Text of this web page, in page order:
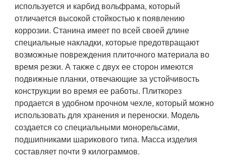
используется и карбид вольфрама, который
отличается высокой стойкостью к появлению
коррозии. Станина имеет по всей своей длине
специальные накладки, которые предотвращают
возможные повреждения плиточного материала во
время резки. А также с двух ее сторон имеются
подвижные планки, отвечающие за устойчивость
конструкции во время ее работы. Плиткорез
продается в удобном прочном чехле, который можно
использовать для хранения и переноски. Модель
создается со специальными монорельсами,
подшипниками шарикового типа. Масса изделия
составляет почти 9 килограммов.